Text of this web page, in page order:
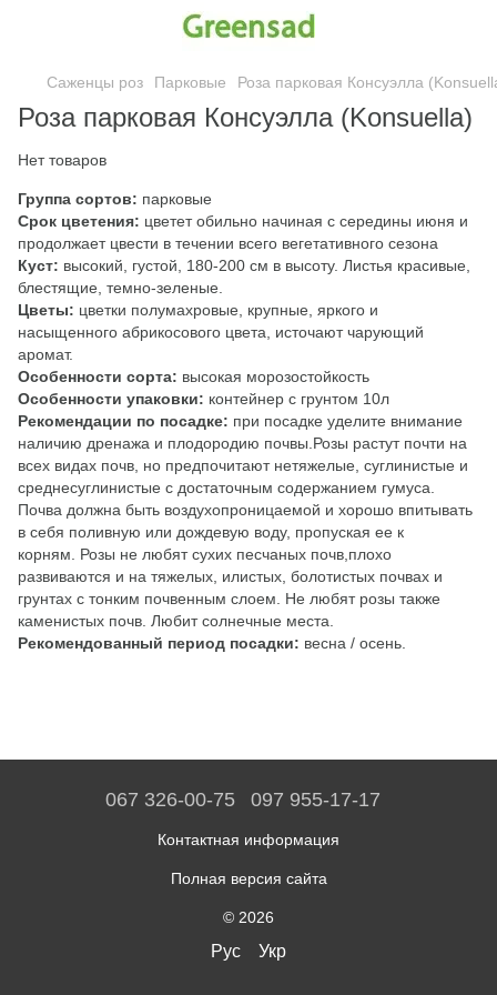
Саженцы роз Парковые Роза парковая Консуэлла
Роза парковая Консуэлла (Konsuella)
Нет товаров
Группа сортов: парковые
Срок цветения: цветет обильно начиная с середины июня и
продолжает цвести в течении всего вегетативного сезона
Куст: высокий, густой, 180-200 см в высоту. Лиcтья красивые,
блестящие, темно-зеленые.
Цветы: цветки полумахровые, крупные, яркого и
насыщенного абрикосового цвета, источают чарующий
аромат.
Особенности сорта: высокая морозостойкость
Особенности упаковки: контейнер с грунтом 10л
Рекомендации по посадке: при посадке уделите внимание
наличию дренажа и плодородию почвы.Розы растут почти на
всех видах почв, но предпочитают нетяжелые, суглинистые и
среднесуглинистые с достаточным содержанием гумуса.
Почва должна быть воздухопроницаемой и хорошо впитывать
в себя поливную или дождевую воду, пропуская ее к
корням. Розы не любят сухих песчаных почв,плохо
развиваются и на тяжелых, илистых, болотистых почвах и
грунтах с тонким почвенным слоем. Не любят розы также
каменистых почв. Любит солнечные места.
Рекомендованный период посадки: весна / осень.
067 326-00-75 097 955-17-17
Контактная информация
Полная версия сайта
© 2026
Рус Укр